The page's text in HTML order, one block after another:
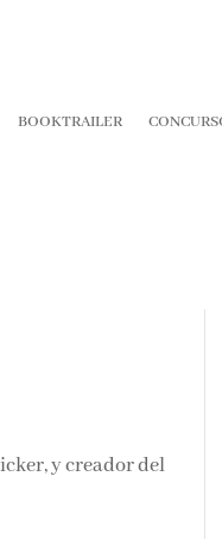
BOOKTRAILER
y creador del